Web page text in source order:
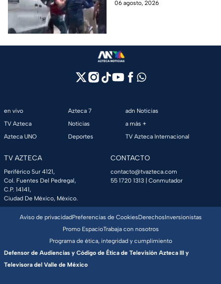
tras explosión de pipa
emergencia, dos hombres
06 agosto, 2026
en vivo
TV Azteca
Azteca UNO
Azteca 7
Noticias
Deportes
adn Noticias
a más +
TV Azteca Internacional
TV AZTECA
Periférico Sur 4121,
Col. Fuentes Del Pedregal,
C.P. 14141,
Ciudad De México, México.
CONTACTO
contacto@tvazteca.com
55 1720 1313 | Conmutador
Aviso de privacidadPreferencias de CookiesDerechosInversionistas
Promo EspacioTrabaja con nosotros
Programa de ética, integridad y cumplimiento
Defensor de Audiencias y Código de Ética de Televisión Azteca III y
Televisora del Valle de México